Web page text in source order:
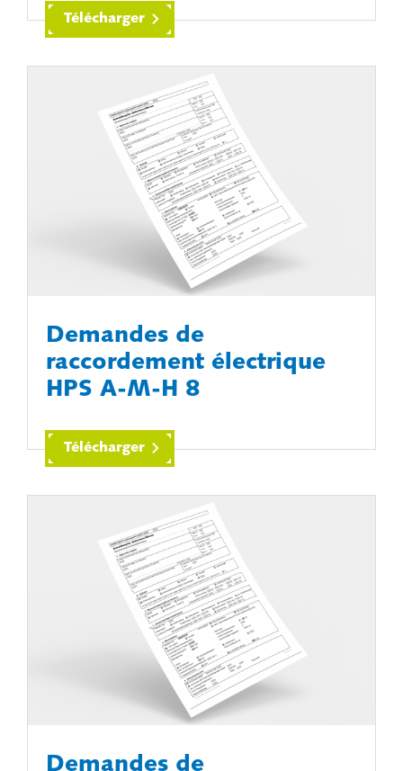
Télécharger
Demandes de
raccordement électrique
HPS A-M-H 8
Télécharger
Demandes de